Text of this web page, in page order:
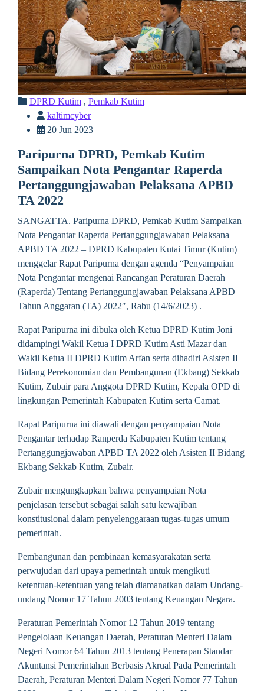
DPRD Kutim , Pemkab Kutim
kaltimcyber
20 Jun 2023
Paripurna DPRD, Pemkab Kutim
Sampaikan Nota Pengantar Raperda
Pertanggungjawaban Pelaksana APBD
TA 2022
SANGATTA. Paripurna DPRD, Pemkab Kutim Sampaikan
Nota Pengantar Raperda Pertanggungjawaban Pelaksana
APBD TA 2022 – DPRD Kabupaten Kutai Timur (Kutim)
menggelar Rapat Paripurna dengan agenda “Penyampaian
Nota Pengantar mengenai Rancangan Peraturan Daerah
(Raperda) Tentang Pertanggungjawaban Pelaksana APBD
Tahun Anggaran (TA) 2022″, Rabu (14/6/2023) .
Rapat Paripurna ini dibuka oleh Ketua DPRD Kutim Joni
didampingi Wakil Ketua I DPRD Kutim Asti Mazar dan
Wakil Ketua II DPRD Kutim Arfan serta dihadiri Asisten II
Bidang Perekonomian dan Pembangunan (Ekbang) Sekkab
Kutim, Zubair para Anggota DPRD Kutim, Kepala OPD di
lingkungan Pemerintah Kabupaten Kutim serta Camat.
Rapat Paripurna ini diawali dengan penyampaian Nota
Pengantar terhadap Ranperda Kabupaten Kutim tentang
Pertanggungjawaban APBD TA 2022 oleh Asisten II Bidang
Ekbang Sekkab Kutim, Zubair.
Zubair mengungkapkan bahwa penyampaian Nota
penjelasan tersebut sebagai salah satu kewajiban
konstitusional dalam penyelenggaraan tugas-tugas umum
pemerintah.
Pembangunan dan pembinaan kemasyarakatan serta
perwujudan dari upaya pemerintah untuk mengikuti
ketentuan-ketentuan yang telah diamanatkan dalam Undang-
undang Nomor 17 Tahun 2003 tentang Keuangan Negara.
Peraturan Pemerintah Nomor 12 Tahun 2019 tentang
Pengelolaan Keuangan Daerah, Peraturan Menteri Dalam
Negeri Nomor 64 Tahun 2013 tentang Penerapan Standar
Akuntansi Pemerintahan Berbasis Akrual Pada Pemerintah
Daerah, Peraturan Menteri Dalam Negeri Nomor 77 Tahun